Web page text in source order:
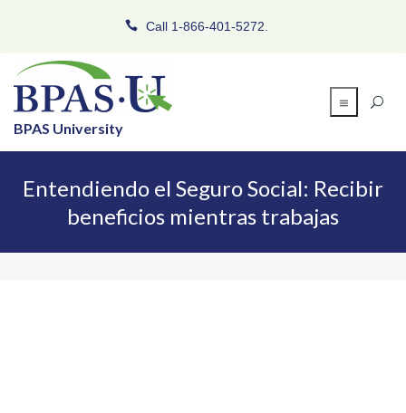
Call 1-866-401-5272.
BPAS University
Entendiendo el Seguro Social: Recibir
beneficios mientras trabajas